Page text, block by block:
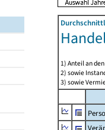
1) Anteil an
2) sowie
3) sowie